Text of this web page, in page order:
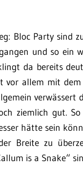
Bloc Party sind
und so ein
da bereits
allem mit dem
verwässert
ziemlich gut.
hätte sein
Breite zu
is a Snake“